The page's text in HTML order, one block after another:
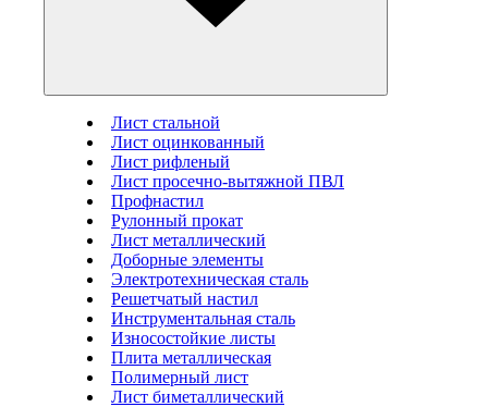
Лист стальной
Лист оцинкованный
Лист рифленый
Лист просечно-вытяжной ПВЛ
Профнастил
Рулонный прокат
Лист металлический
Доборные элементы
Электротехническая сталь
Решетчатый настил
Инструментальная сталь
Износостойкие листы
Плита металлическая
Полимерный лист
Лист биметаллический